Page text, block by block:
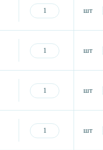
шт
шт
шт
шт